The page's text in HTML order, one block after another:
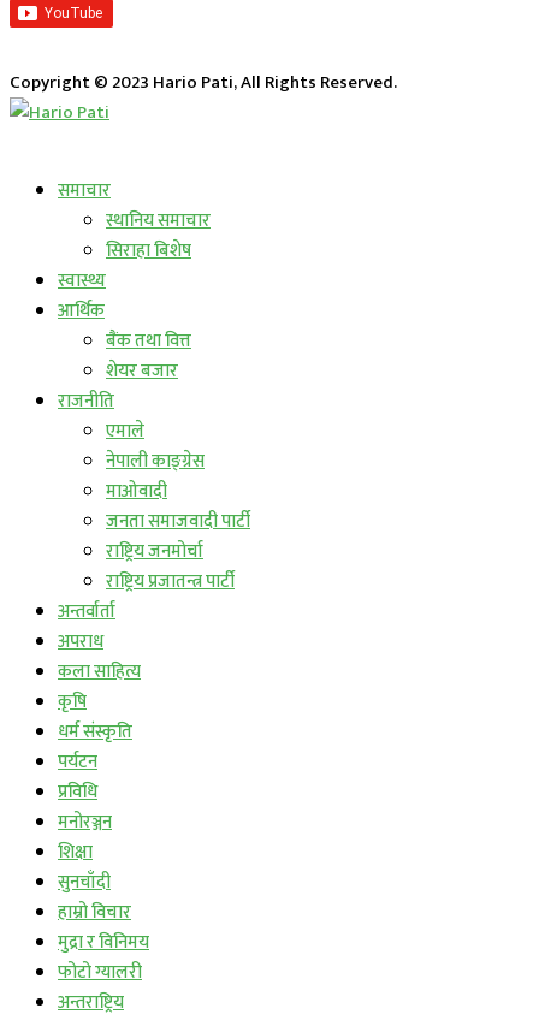
Copyright © 2023 Hario Pati, All Rights Reserved.
समाचार
स्थानिय समाचार
सिराहा बिशेष
स्वास्थ्य
आर्थिक
बैंक तथा वित्त
शेयर बजार
राजनीति
एमाले
नेपाली काङ्ग्रेस
माओवादी
जनता समाजवादी पार्टी
राष्ट्रिय जनमोर्चा
राष्ट्रिय प्रजातन्त्र पार्टी
अन्तर्वार्ता
अपराध
कला साहित्य
कृषि
धर्म संस्कृति
पर्यटन
प्रविधि
मनोरञ्जन
शिक्षा
सुनचाँदी
हाम्रो विचार
मुद्रा र विनिमय
फोटो ग्यालरी
अन्तराष्ट्रिय